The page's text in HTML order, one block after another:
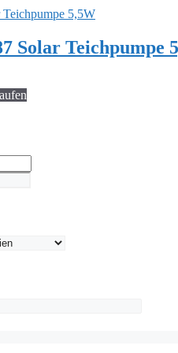
Solar Teichpumpe